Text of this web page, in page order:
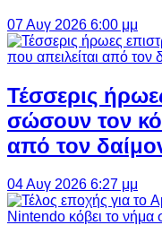
07 Αυγ 2026 6:00 μμ
Τέσσερις
σώσουν τον
από τον
04 Αυγ 2026 6:27 μμ